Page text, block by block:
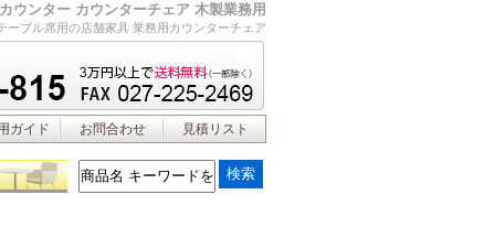
ウンター カウンターチェア 木製業務用
ブル席用の店舗家具 業務用カウンターチェア
ガイド お問合わせ 見積リスト